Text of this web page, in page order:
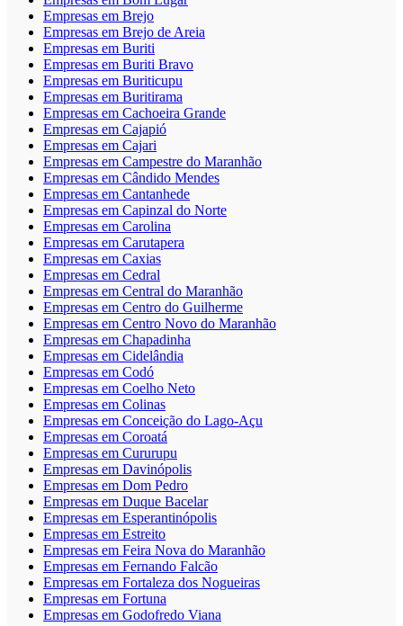
Empresas em Brejo
Empresas em Brejo de Areia
Empresas em Buriti
Empresas em Buriti Bravo
Empresas em Buriticupu
Empresas em Buritirama
Empresas em Cachoeira Grande
Empresas em Cajapió
Empresas em Cajari
Empresas em Campestre do Maranhão
Empresas em Cândido Mendes
Empresas em Cantanhede
Empresas em Capinzal do Norte
Empresas em Carolina
Empresas em Carutapera
Empresas em Caxias
Empresas em Cedral
Empresas em Central do Maranhão
Empresas em Centro do Guilherme
Empresas em Centro Novo do Maranhão
Empresas em Chapadinha
Empresas em Cidelândia
Empresas em Codó
Empresas em Coelho Neto
Empresas em Colinas
Empresas em Conceição do Lago-Açu
Empresas em Coroatá
Empresas em Cururupu
Empresas em Davinópolis
Empresas em Dom Pedro
Empresas em Duque Bacelar
Empresas em Esperantinópolis
Empresas em Estreito
Empresas em Feira Nova do Maranhão
Empresas em Fernando Falcão
Empresas em Fortaleza dos Nogueiras
Empresas em Fortuna
Empresas em Godofredo Viana